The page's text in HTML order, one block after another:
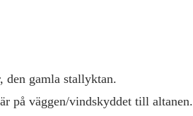
den gamla stallyktan.
på väggen/vindskyddet till altanen.